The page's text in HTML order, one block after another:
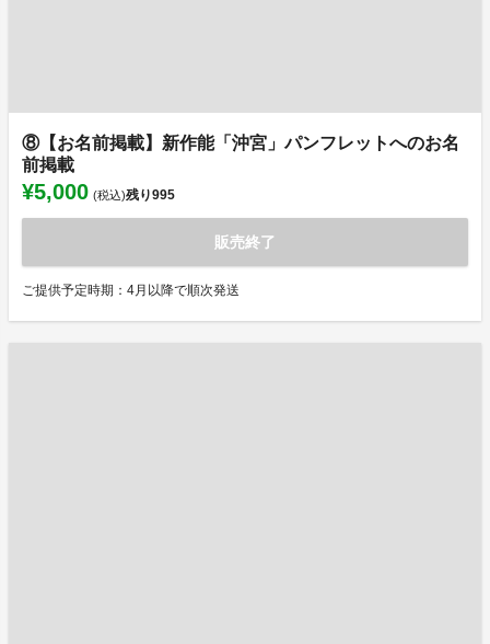
⑧【お名前掲載】新作能「沖宮」パンフレットへのお名
前掲載
¥5,000 (税込)残り995
販売終了
ご提供予定時期：4月以降で順次発送